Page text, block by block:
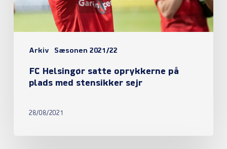
Arkiv Sæsonen 2021/22
med
stensikker
FC Helsingør satte oprykkerne på
plads med stensikker sejr
28/08/2021